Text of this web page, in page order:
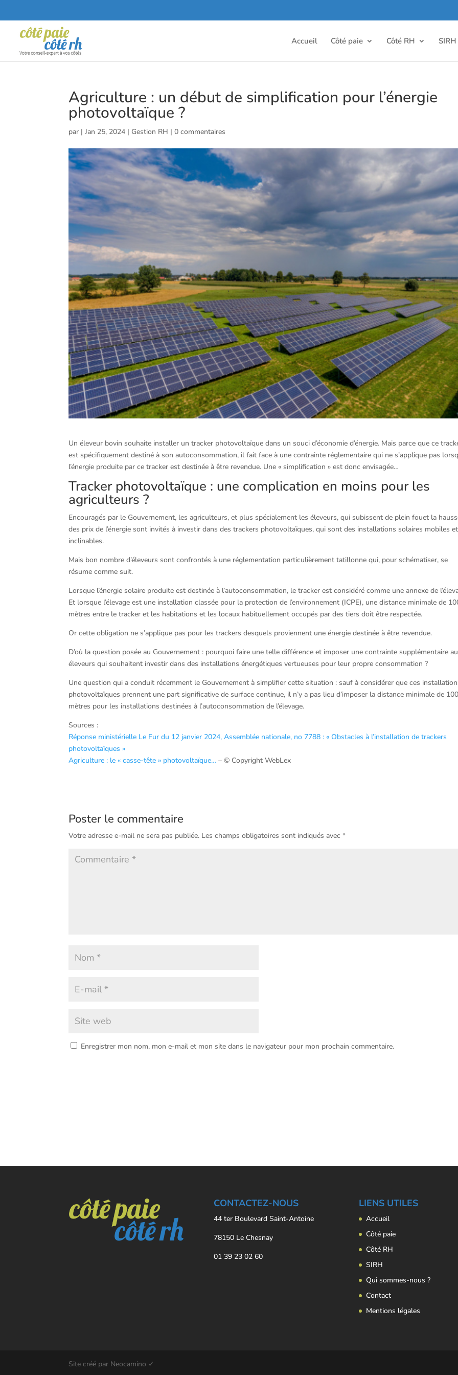
Accueil Côté paie Côté RH SIRH
Agriculture : un début de simplification pour l’énergie
photovoltaïque ?
par |Jan 25, 2024 | Gestion RH |0 commentaires
Un éleveur bovin souhaite installer un tracker photovoltaïque dans un souci d’économie d’énergie. Mais parce que ce
est spécifiquement destiné à son autoconsommation, il fait face à une contrainte réglementaire qui ne s’applique pas
l’énergie produite par ce tracker est destinée à être revendue. Une « simplification » est donc envisagée…
Tracker photovoltaïque : une complication en moins pour les
agriculteurs ?
Encouragés par le Gouvernement, les agriculteurs, et plus spécialement les éleveurs, qui subissent de plein fouet la
des prix de l’énergie sont invités à investir dans des trackers photovoltaïques, qui sont des installations solaires mobiles et
inclinables.
Mais bon nombre d’éleveurs sont confrontés à une réglementation particulièrement tatillonne qui, pour schématiser, se
résume comme suit.
Lorsque l’énergie solaire produite est destinée à l’autoconsommation, le tracker est considéré comme une annexe de
Et lorsque l’élevage est une installation classée pour la protection de l’environnement (ICPE), une distance minimale de
mètres entre le tracker et les habitations et les locaux habituellement occupés par des tiers doit être respectée.
Or cette obligation ne s’applique pas pour les trackers desquels proviennent une énergie destinée à être revendue.
D’où la question posée au Gouvernement : pourquoi faire une telle différence et imposer une contrainte supplémentaire
éleveurs qui souhaitent investir dans des installations énergétiques vertueuses pour leur propre consommation ?
Une question qui a conduit récemment le Gouvernement à simplifier cette situation : sauf à considérer que ces
photovoltaïques prennent une part significative de surface continue, il n’y a pas lieu d’imposer la distance minimale de
mètres pour les installations destinées à l’autoconsommation de l’élevage.
Sources :
Réponse ministérielle Le Fur du 12 janvier 2024, Assemblée nationale, no 7788 : « Obstacles à l’installation de trackers
photovoltaïques »
Agriculture : le « casse-tête » photovoltaïque… – © Copyright WebLex
Poster le commentaire
Votre adresse e-mail ne sera pas publiée. Les champs obligatoires sont indiqués avec*
Enregistrer mon nom, mon e-mail et mon site dans le navigateur pour mon prochain commentaire.
CONTACTEZ-NOUS
44 ter Boulevard Saint-Antoine
78150 Le Chesnay
01 39 23 02 60
LIENS UTILES
Accueil
Côté paie
Côté RH
SIRH
Qui sommes-nous ?
Contact
Mentions légales
Site créé par Neocamino ✓